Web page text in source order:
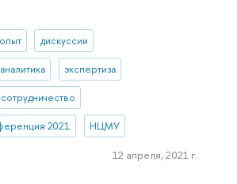
дискуссии
экспертиза
2021 НЦМУ
12 апреля, 2021 г.